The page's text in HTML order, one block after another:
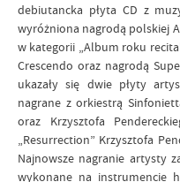
debiutancka płyta CD z
wyróżniona nagrodą polskiej
w kategorii „Album roku
Crescendo oraz nagrodą
ukazały się dwie płyty
nagrane z orkiestrą
oraz Krzysztofa
„Resurrection” Krzysztofa
Najnowsze nagranie artysty
wykonane na instrumencie